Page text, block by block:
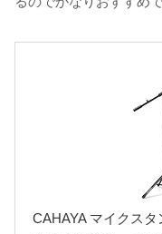
CAHAYA マイクス